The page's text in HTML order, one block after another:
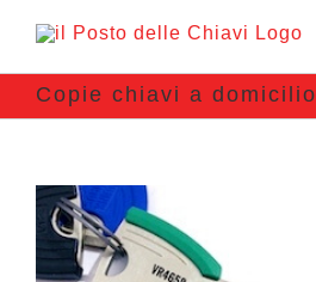
Copie chiavi a domicilio